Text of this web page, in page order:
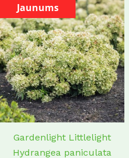
Jaunums
Gardenlight Littlelight
Hydrangea paniculata